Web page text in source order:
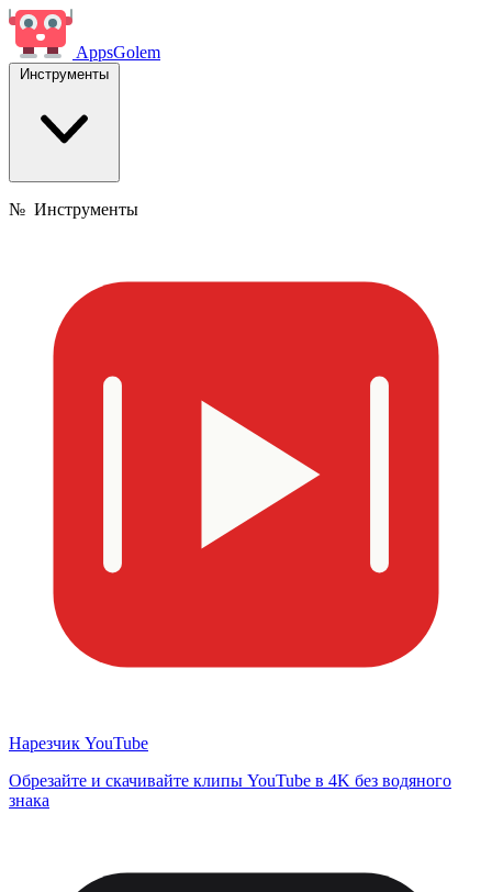
AppsGolem
Инструменты
№ Инструменты
Нарезчик YouTube
Обрезайте и скачивайте клипы YouTube в 4K без водяного
знака